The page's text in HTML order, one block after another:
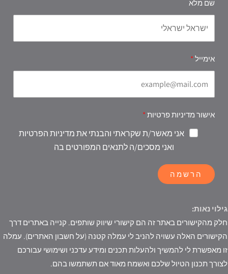
שם מלא
אימייל
אישור מדיניות פרטיות
אני מאשר/ת שקראתי והבנתי את מדיניות הפרטיות
ואני מסכים/ה לתנאים המפורטים בה
הרשמה
גילוי נאות:
חלק מהקישורים באתר זה הם קישורי שיווק שותפים. קנייה באתרים דרך
הקישורים האלה עשויה להניב לי עמלה קטנה (על חשבון האתרים). עמלה
זו מאפשרת לי להמשיך ולהעלות תכנים ומידע עדכני ושימושי עבורכם
לצורך תכנון הטיול שלכם ואשמח מאוד אם תשתמשו בהם.